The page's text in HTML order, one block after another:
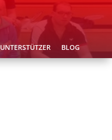
UNTERSTÜTZER BLOG